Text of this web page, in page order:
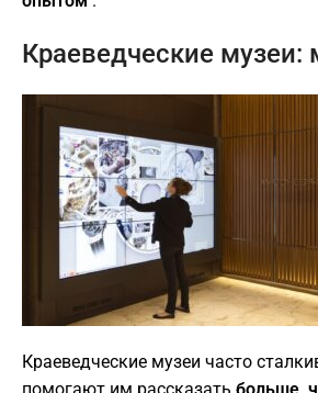
Краеведческие
Краеведческие музеи часто
помогают им рассказать больше,